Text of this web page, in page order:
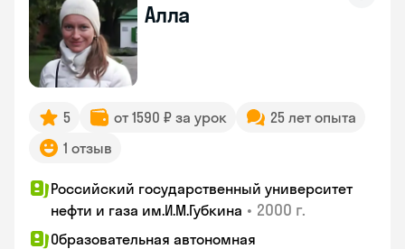
Алла
5 от 1590 ₽ за урок
25 лет опыта
1 отзыв
Российский государственный университет
нефти и газа им.И.М.Губкина • 2000 г.
Образовательная автономная